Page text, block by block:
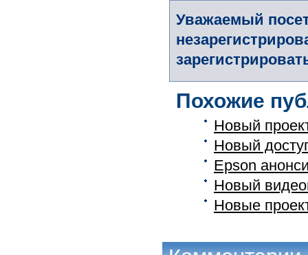
Уважаемый
Похожие
Новый
Новый
Epson
Новый
Новые